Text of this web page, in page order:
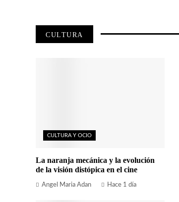
CULTURA
CULTURA Y OCIO
La naranja mecánica y la evolución
de la visión distópica en el cine
Angel Maria Adan Hace 1 día